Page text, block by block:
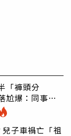
「褲頭分
爆：同事全
子車禍亡「祖